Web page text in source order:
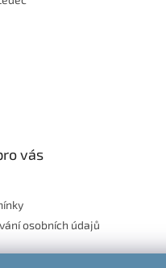
vás
osobních údajů